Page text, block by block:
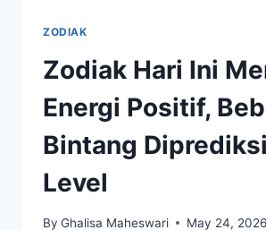
ZODIAK
Zodiak Hari Ini
Energi Positif,
Bintang
Level
By Ghalisa Maheswari May 24, 2026